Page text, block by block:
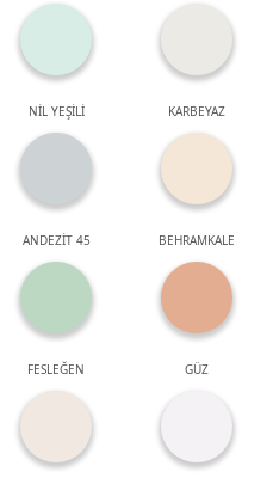
NİL YEŞİLİ KARBEYAZ
ANDEZİT 45 BEHRAMKALE
FESLEĞEN GÜZ